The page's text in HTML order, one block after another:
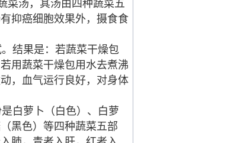
菜汤，其汤由四种蔬菜五
抑癌细胞效果外，摄食食
结果是：若蔬菜干燥包
用蔬菜干燥包用水去煮沸
，血气运行良好，对身体
白萝卜（白色）、白萝
黑色）等四种蔬菜五部